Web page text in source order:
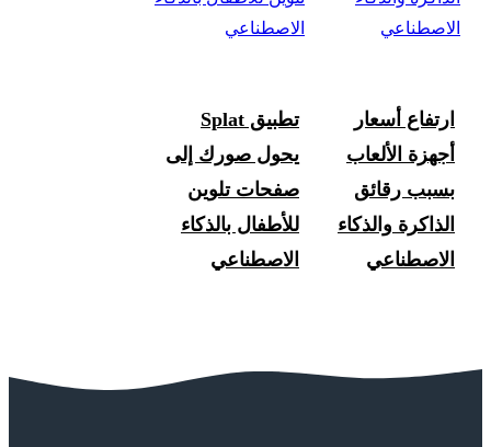
ارتفاع أسعار
أجهزة الألعاب
بسبب رقائق
الذاكرة والذكاء
الاصطناعي
تطبيق Splat
يحول صورك إلى
صفحات تلوين
للأطفال بالذكاء
الاصطناعي